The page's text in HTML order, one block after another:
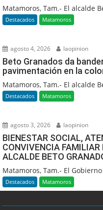
Matamoros, Tam.- El alcalde
Destacados Matamoros
agosto 4, 2026 laopinion
Beto Granados da
pavimentación en la
Matamoros, Tam.- El alcalde
Destacados Matamoros
agosto 3, 2026 laopinion
BIENESTAR SOCIAL,
CONVIVENCIA FAMILIAR
ALCALDE BETO
Matamoros, Tam.- El
Destacados Matamoros